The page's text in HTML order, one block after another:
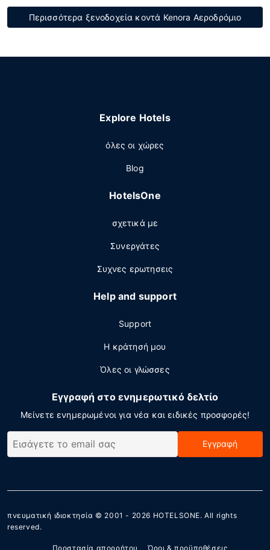
Περισσότερα ξενοδοχεία κοντά Kenora Αεροδρόμιο
Explore Hotels
όλες οι χώρες
Blog
HotelsOne
σχετικά με
Συνεργάτες
Συχνες ερωτησεις
Help and support
Support
Η κράτησή μου
Όλες οι γλώσσες
Εγγραφή στο ενημερωτικό δελτίο
Μείνετε ενημερωμένοι για νέα και ειδικές προσφορές!
Εγγραφή
πνευματική ιδιοκτησία © 2001 - 2026 HOTELSONE. All rights
reserved.
Προστασία απορρήτου Όροι & προϋποθέσεις